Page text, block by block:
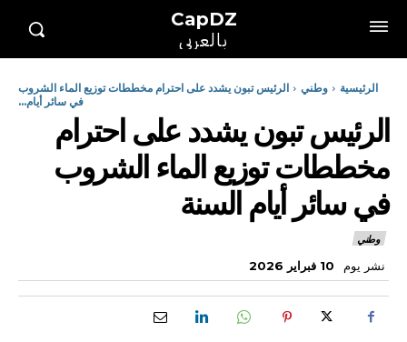
CapDZ
بالعربي
الرئيسية وطني
الرئيس تبون يشدد على احترام مخططات توزيع الماء الشروب
في سائر أيام...
الرئيس تبون يشدد على احترام
مخططات توزيع الماء الشروب
في سائر أيام السنة
وطني
نشر يوم 10 فبراير 2026